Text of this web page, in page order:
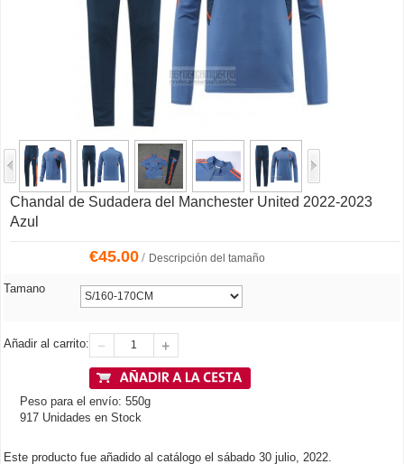
Chandal de Sudadera del Manchester United 2022-2023
Azul
€45.00/ Descripción del tamaño
Tamano
Añadir al carrito:
Peso para el envío: 550g
917 Unidades en Stock
Este producto fue añadido al catálogo el sábado 30 julio, 2022.